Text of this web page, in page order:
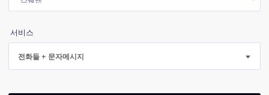
서비스
전화들 + 문자메시지